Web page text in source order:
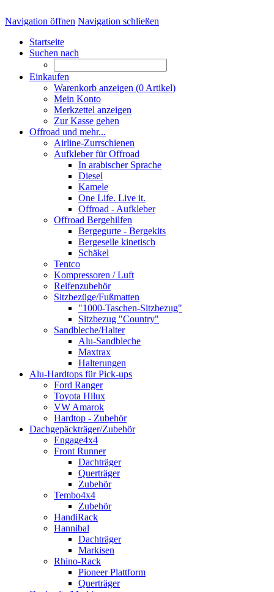
Navigation öffnen Navigation schließen
Startseite
Suchen nach
Einkaufen
Warenkorb anzeigen (0 Artikel)
Mein Konto
Merkzettel anzeigen
Zur Kasse gehen
Offroad und mehr...
Airline-Zurrschienen
Aufkleber für Offroad
In arabischer Sprache
Diesel
Kamele
One Life. Live it.
Offroad - Aufkleber
Offroad Bergehilfen
Bergegurte - Bergekits
Bergeseile kinetisch
Schäkel
Tentco
Kompressoren / Luft
Reifenzubehör
Sitzbezüge/Fußmatten
"1000-Taschen-Sitzbezug"
Sitzbezug "Country"
Sandbleche/Halter
Alu-Sandbleche
Maxtrax
Halterungen
Alu-Hardtops für Pick-ups
Ford Ranger
Toyota Hilux
VW Amarok
Hardtop - Zubehör
Dachgepäckträger/Zubehör
Engage4x4
Front Runner
Dachträger
Querträger
Zubehör
Tembo4x4
Zubehör
HandiRack
Hannibal
Dachträger
Markisen
Rhino-Rack
Pioneer Plattform
Querträger